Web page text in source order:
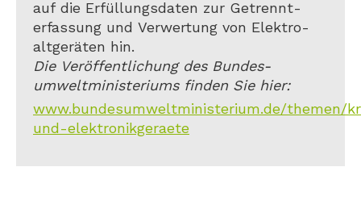
auf die Erfüllungsdaten zur Getrennt-
erfassung und Verwertung von Elektro-
altgeräten hin.
Die Veröffentlichung des Bundes-
umweltministeriums finden Sie hier:
www.bundesumweltministerium.de/
und-elektronikgeraete